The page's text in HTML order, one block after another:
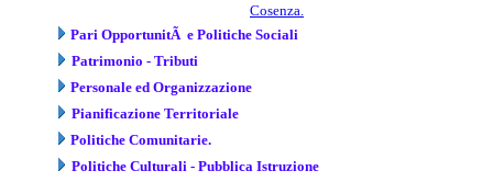
Cosenza.
Pari OpportunitÃ e Politiche Sociali
Patrimonio - Tributi
Personale ed Organizzazione
Pianificazione Territoriale
Politiche Comunitarie.
Politiche Culturali - Pubblica Istruzione